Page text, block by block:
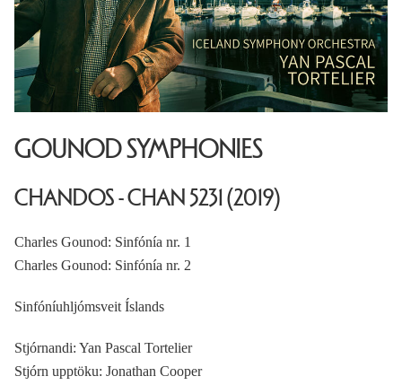
GOUNOD SYMPHONIES
CHANDOS - CHAN 5231 (2019)
Charles Gounod: Sinfónía nr. 1
Charles Gounod: Sinfónía nr. 2
Sinfóníuhljómsveit Íslands
Stjórnandi: Yan Pascal Tortelier
Stjórn upptöku: Jonathan Cooper